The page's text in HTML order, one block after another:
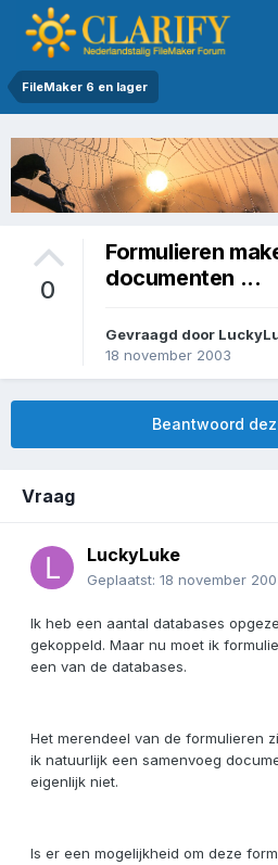
FileMaker 6 en lager
0
Formulieren
documenten ...
Gevraagd door
18 november 2003
Beantwoord
Vraag
LuckyLuke
Geplaatst: 18 november
Ik heb een aantal databases
gekoppeld. Maar nu moet ik
een van de databases.
Het merendeel van de formulieren
ik natuurlijk een samenvoeg
eigenlijk niet.
Is er een mogelijkheid om deze